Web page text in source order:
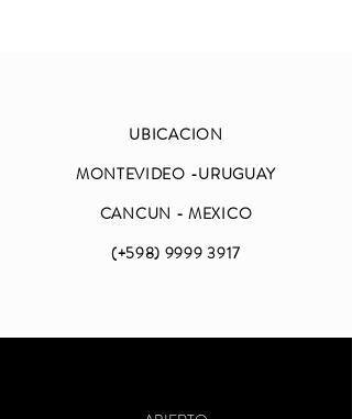
UBICACION
MONTEVIDEO -URUGUAY
CANCUN - MEXICO
(+598) 9999 3917